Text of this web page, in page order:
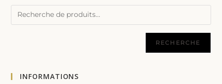
RECHERCHE
INFORMATIONS